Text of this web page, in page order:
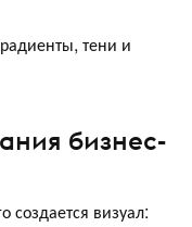
тени и
бизнес-
создается визуал: